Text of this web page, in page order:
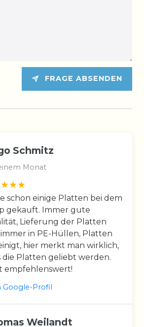
FRAGE ABSENDEN
Schmitz
Monat
schon einige Platten bei dem
gekauft. Immer gute
Lieferung der Platten
in PE-Hüllen, Platten
hier merkt man wirklich,
die Platten geliebt werden.
empfehlenswert!
Google-Profil
Weilandt